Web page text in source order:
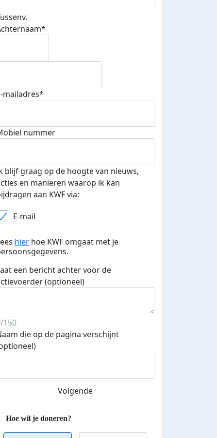
E-mails verstuurd
Streefbedrag verhoogd
fondsenwerver
mailadres*
nummer
blijf graag op de hoogte van nieuws,
en manieren waarop ik kan
aan KWF via:
E-mail
hier hoe KWF omgaat met je
een bericht achter voor de
(optioneel)
150
die op de pagina verschijnt
Volgende